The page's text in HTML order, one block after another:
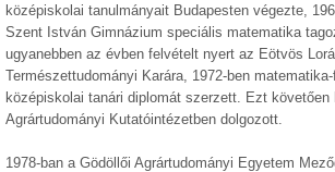
középiskolai tanulmányait Budapesten végezte,
Szent István Gimnázium speciális matematika
ugyanebben az évben felvételt nyert az Eötvös
Természettudományi Karára, 1972-ben
középiskolai tanári diplomát szerzett. Ezt követően
Agrártudományi Kutatóintézetben dolgozott.
1978-ban a Gödöllői Agrártudományi Egyetem